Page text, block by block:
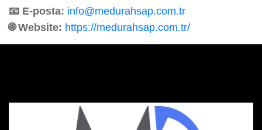
📧 E-posta: info@medurahsap.com.tr
🌐 Website: https://medurahsap.com.tr/